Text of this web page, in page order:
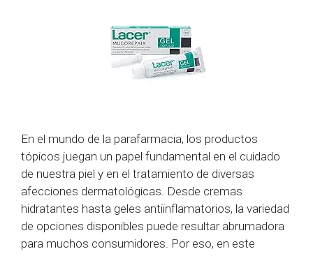
En el mundo de la parafarmacia, los productos
tópicos juegan un papel fundamental en el cuidado
de nuestra piel y en el tratamiento de diversas
afecciones dermatológicas. Desde cremas
hidratantes hasta geles antiinflamatorios, la variedad
de opciones disponibles puede resultar abrumadora
para muchos consumidores. Por eso, en este